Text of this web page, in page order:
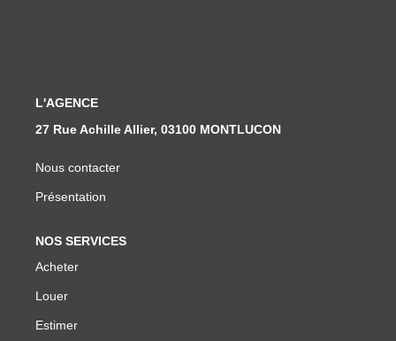
L'AGENCE
27 Rue Achille Allier, 03100 MONTLUCON
Nous contacter
Présentation
NOS SERVICES
Acheter
Louer
Estimer